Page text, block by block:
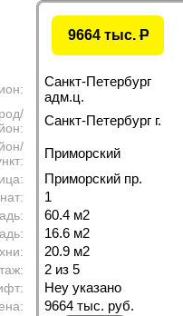
9664 тыс.P
Санкт-Петербург
адм.ц.
Санкт-Петербург г.
Приморский
Приморский пр.
1
60.4 м2
16.6 м2
20.9 м2
2 из 5
Неу указано
9664 тыс. руб.